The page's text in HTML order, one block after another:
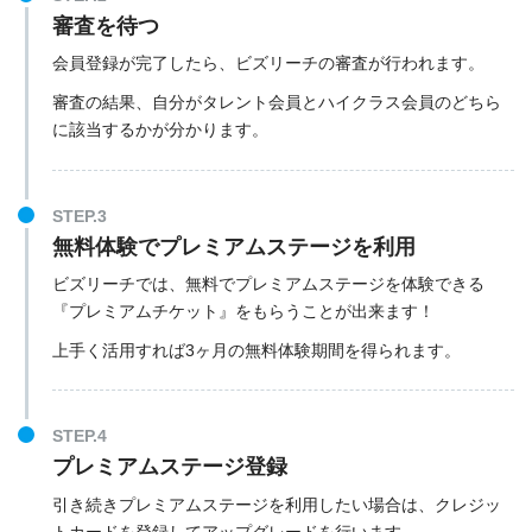
審査を待つ
会員登録が完了したら、ビズリーチの審査が行われます。
審査の結果、自分がタレント会員とハイクラス会員のどちら
に該当するかが分かります。
STEP.3
無料体験でプレミアムステージを利用
ビズリーチでは、無料でプレミアムステージを体験できる
『プレミアムチケット』をもらうことが出来ます！
上手く活用すれば3ヶ月の無料体験期間を得られます。
STEP.4
プレミアムステージ登録
引き続きプレミアムステージを利用したい場合は、クレジッ